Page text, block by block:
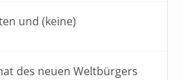
und (keine)
des neuen Weltbürgers